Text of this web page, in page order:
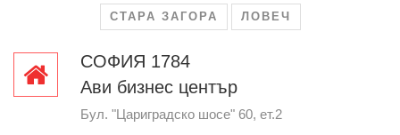
СТАРА ЗАГОРА ЛОВЕЧ
СОФИЯ 1784
Ави бизнес център
Бул. "Цариградско шосе" 60, ет.2